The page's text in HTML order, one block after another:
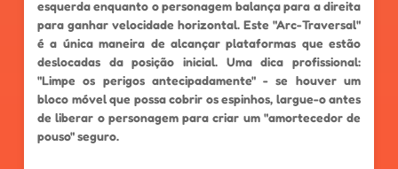
esquerda enquanto o personagem balança para a direita
para ganhar velocidade horizontal. Este "Arc-Traversal"
é a única maneira de alcançar plataformas que estão
deslocadas da posição inicial. Uma dica profissional:
"Limpe os perigos antecipadamente" - se houver um
bloco móvel que possa cobrir os espinhos, largue-o antes
de liberar o personagem para criar um "amortecedor de
pouso" seguro.